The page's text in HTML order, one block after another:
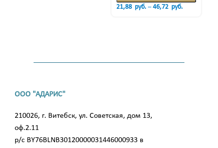
21,88 руб. – 46,72 руб.
ООО "АДАРИС"
210026, г. Витебск, ул. Советская, дом 13,
оф.2.11
р/с BY76BLNB30120000031446000933 в